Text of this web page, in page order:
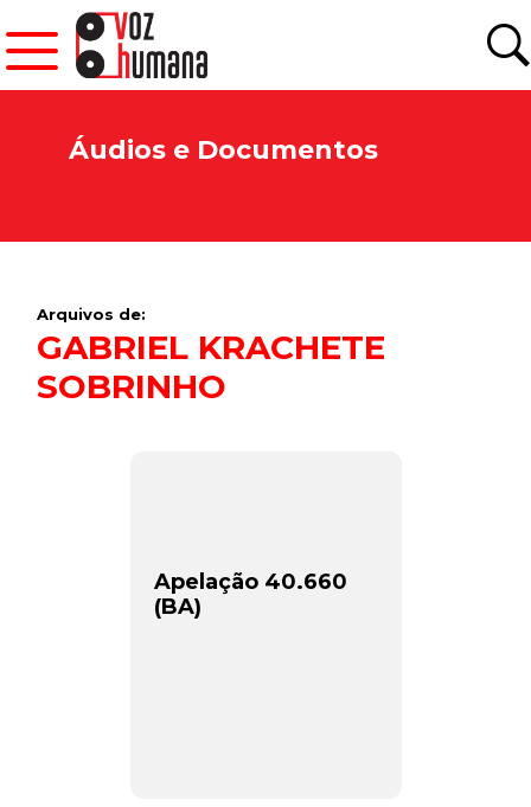
Áudios e Documentos
Arquivos de:
GABRIEL KRACHETE
SOBRINHO
Apelação 40.660
(BA)